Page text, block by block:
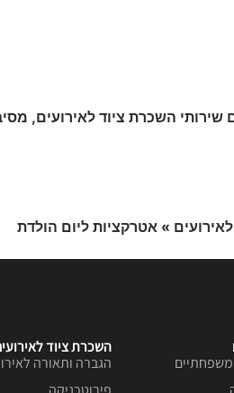
שירותי השכרת ציוד לאירועים,
» אטרקציות ליום הולדת
השכרת ציוד
הגברה ותאורה